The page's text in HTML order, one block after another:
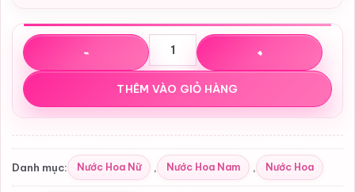
Nước hoa Parfums De Marly Habdan Royal Essence EDP
THÊM VÀO GIỎ HÀNG
Danh mục: Nước Hoa Nữ , Nước Hoa Nam , Nước Hoa